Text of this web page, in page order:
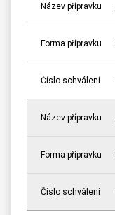
Název přípravku
Forma přípravku
Číslo schválení
Název přípravku
Forma přípravku
Číslo schválení